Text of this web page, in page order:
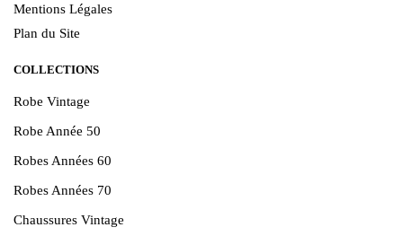
Mentions Légales
Plan du Site
COLLECTIONS
Robe Vintage
Robe Année 50
Robes Années 60
Robes Années 70
Chaussures Vintage